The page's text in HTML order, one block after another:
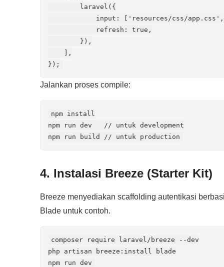
        laravel({
input: ['resources/css/
            refresh: true,
        }),
    ],
});
Jalankan proses compile:
npm install
npm run dev   // untuk development
npm run build // untuk production
4. Instalasi Breeze (Starter Kit)
Breeze menyediakan scaffolding autentikasi
Blade untuk contoh.
composer require laravel/breeze --dev
php artisan breeze:install blade
npm run dev